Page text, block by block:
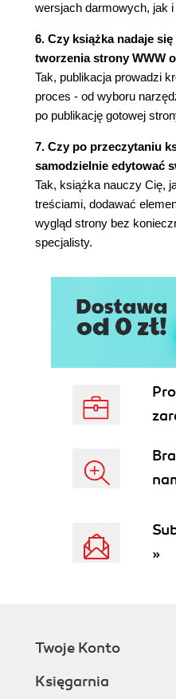
wersjach darmowych, jak
6. Czy książka nadaje
tworzenia strony WWW
Tak, publikacja prowadzi
proces - od wyboru
po publikację gotowej
7. Czy po przeczytaniu
samodzielnie edytować
Tak, książka nauczy Cię,
treściami, dodawać
wygląd strony bez
specjalisty.
»
Twoje Konto
Księgarnia